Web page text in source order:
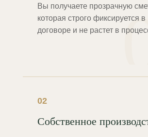
Вы получаете прозрачную
которая строго фиксируется в
договоре и не растет в
02
Собственное